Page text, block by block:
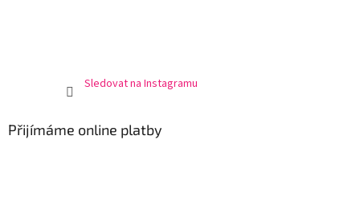
Sledovat na Instagramu
Přijímáme online platby